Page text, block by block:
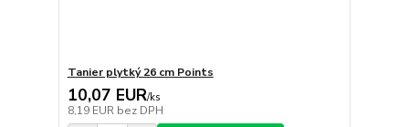
Tanier plytký 26 cm Points
10,07 EUR/ks
8,19 EUR bez DPH